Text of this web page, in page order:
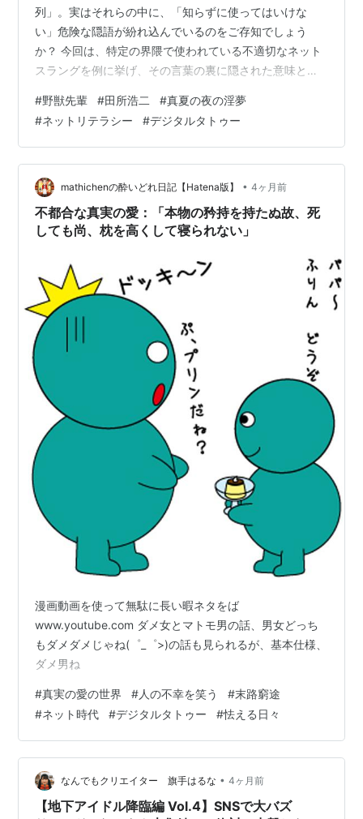
列」。実はそれらの中に、「知らずに使ってはいけな
い」危険な隠語が紛れ込んでいるのをご存知でしょう
か？ 今回は、特定の界隈で使われている不適切なネット
スラングを例に挙げ、その言葉の裏に隠された意味と、
ク（無自覚なセクハラ、デジタルタトゥーなど）につい
て、わかりやすく解説します。 自分自身やご家族をネッ
トのトラブルから守るための「ネットリテラシー」とし
て、ぜひ最後までご覧ください。 ネットでよく見る特定
の人物名・スラングの正体 なぜその言葉が生まれたのか
（背景） 要注意！SNSで使ってはいけない「…
#野獣先輩 #田所浩二 #真夏の夜の淫夢
#ネットリテラシー #デジタルタトゥー
mathichenの酔いどれ日記【Hatena版】 • 4ヶ月前
不都合な真実の愛：「本物の矜持を持たぬ故、死
しても尚、枕を高くして寝られない」
漫画動画を使って無駄に長い暇ネタをば
www.youtube.com ダメ女とマトモ男の話、男女どっち
もダメダメじゃね(゜_゜>)の話も見られるが、基本仕様、
ダメ男ね
#真実の愛の世界 #人の不幸を笑う #末路窮途
#ネット時代 #デジタルタトゥー #怯える日々
なんでもクリエイター 旗手はるな • 4ヶ月前
【地下アイドル降臨編 Vol.4】SNSで大バズ